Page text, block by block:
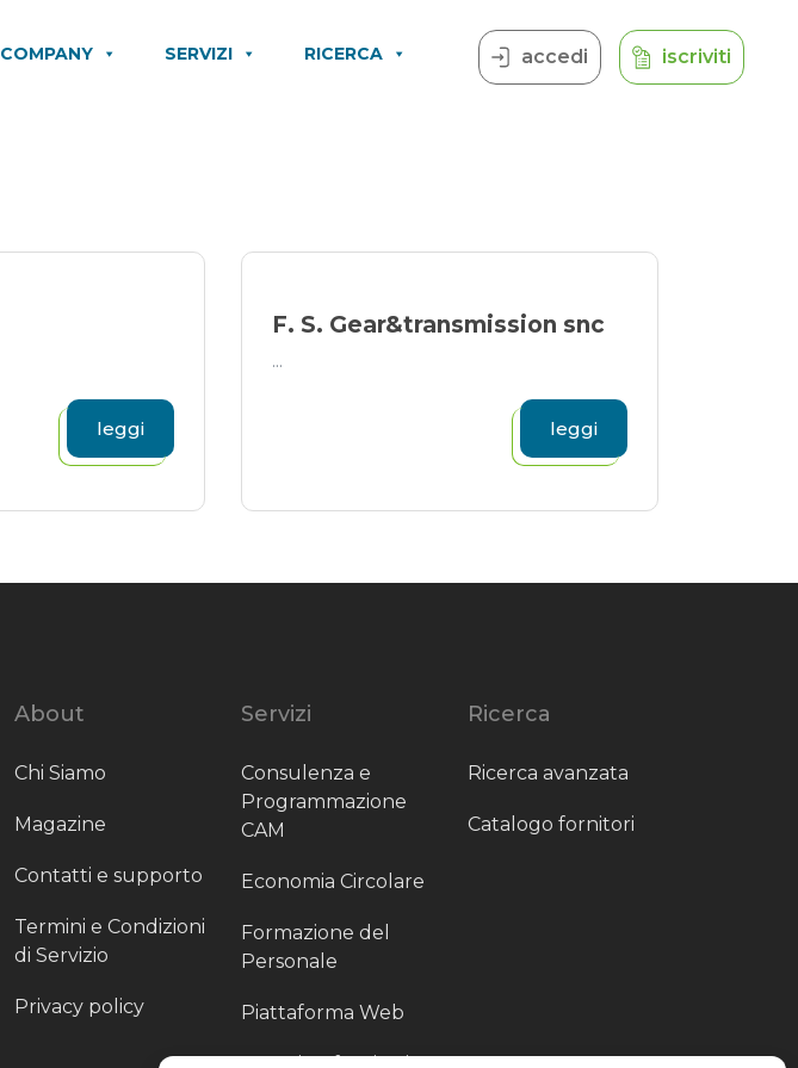
COMPANY SERVIZI RICERCA accedi iscriviti
leggi
F. S. Gear&transmission snc
...
leggi
About
Chi Siamo
Magazine
Contatti e supporto
Termini e Condizioni
di Servizio
Privacy policy
Servizi
Consulenza e
Programmazione
CAM
Economia Circolare
Formazione del
Personale
Piattaforma Web
Ricerca
Ricerca avanzata
Catalogo fornitori